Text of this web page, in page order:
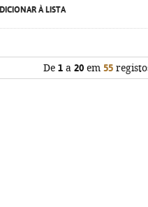
À LISTA
De 1a 20em 55